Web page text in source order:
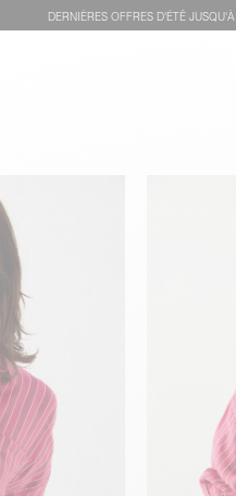
DERNIÈRES OFFRES D'ÉTÊ